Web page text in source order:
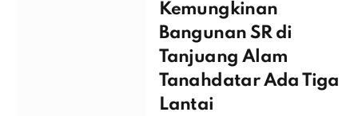
Kemungkinan
Bangunan SR di
Tanjuang Alam
Tanahdatar Ada Tiga
Lantai